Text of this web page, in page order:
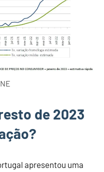
de 2023
apresentou uma